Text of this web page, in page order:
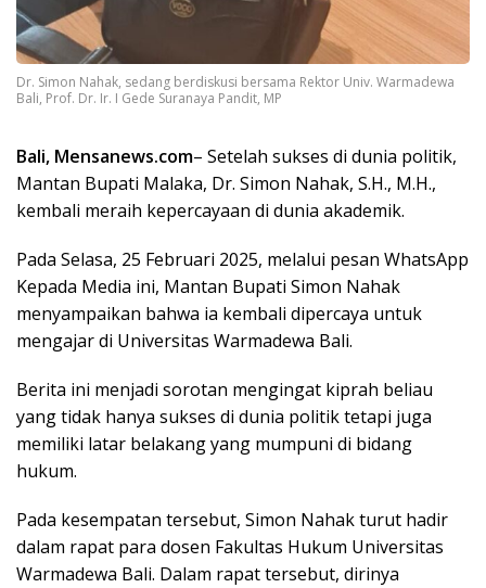
Dr. Simon Nahak, sedang berdiskusi bersama Rektor Univ. Warmadewa
Bali, Prof. Dr. Ir. I Gede Suranaya Pandit, MP
Bali, Mensanews.com– Setelah sukses di dunia politik,
Mantan Bupati Malaka, Dr. Simon Nahak, S.H., M.H.,
kembali meraih kepercayaan di dunia akademik.
Pada Selasa, 25 Februari 2025, melalui pesan WhatsApp
Kepada Media ini, Mantan Bupati Simon Nahak
menyampaikan bahwa ia kembali dipercaya untuk
mengajar di Universitas Warmadewa Bali.
Berita ini menjadi sorotan mengingat kiprah beliau
yang tidak hanya sukses di dunia politik tetapi juga
memiliki latar belakang yang mumpuni di bidang
hukum.
Pada kesempatan tersebut, Simon Nahak turut hadir
dalam rapat para dosen Fakultas Hukum Universitas
Warmadewa Bali. Dalam rapat tersebut, dirinya